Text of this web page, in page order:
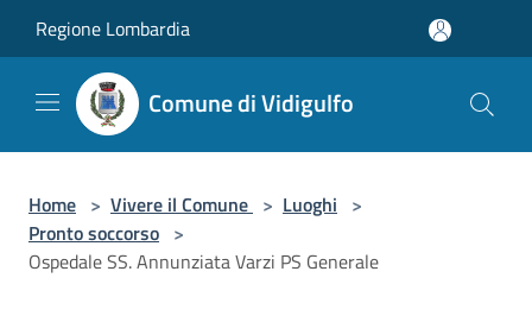
Regione Lombardia
Comune di Vidigulfo
Home > Vivere il Comune > Luoghi >
Pronto soccorso >
Ospedale SS. Annunziata Varzi PS Generale